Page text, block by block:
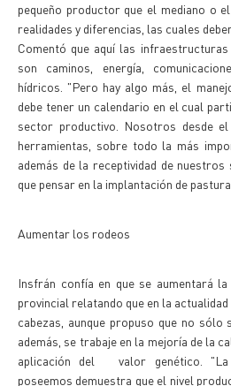
pequeño productor que el mediano o
realidades y diferencias, las cuales
Comentó que aquí las
son caminos, energía,
hídricos. "Pero hay algo más, el
debe tener un calendario en el cual
sector productivo. Nosotros desde
herramientas, sobre todo la más
además de la receptividad de
que pensar en la implantación de
Aumentar los rodeos
Insfrán confía en que se aumentará la
provincial relatando que en la actualidad
cabezas, aunque propuso que no sólo
además, se trabaje en la mejoría de la
aplicación del valor genético. "La
poseemos demuestra que el nivel